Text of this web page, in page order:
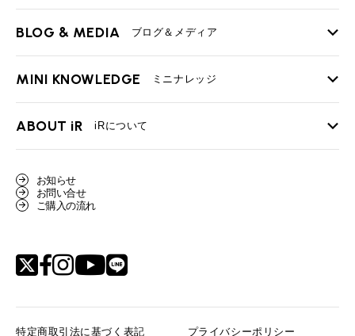
必要書類
BMWミニ買取査定依頼
ローバーミニ買取査定依頼
TOP
最近の修理実績
BLOG & MEDIA ブログ＆メディア
TOP
User's Voice 購入者様の声
Part's Report
MINI KNOWLEDGE ミニナレッジ
TOP
ローバーミニナレッジ
ABOUT iR iRについて
スタッフ紹介
リクルート
お知らせ
お問い合せ
ご購入の流れ
特定商取引法に基づく表記 プライバシーポリシー